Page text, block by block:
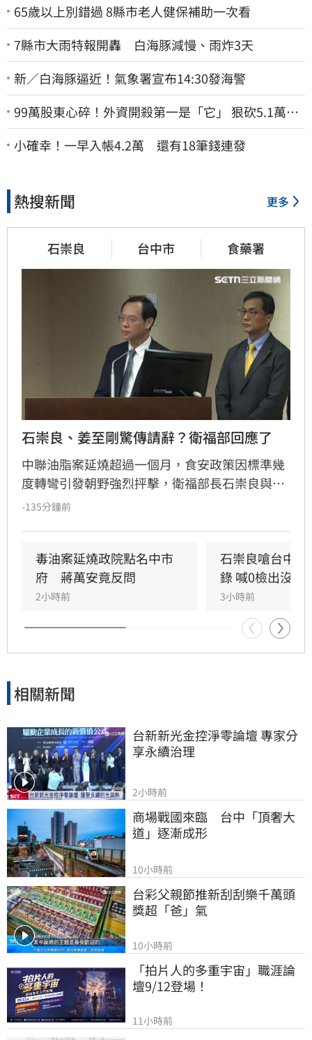
65歲以上別錯過 8縣市老人健保補助一次看
7縣市大雨特報開轟 白海豚減慢、雨炸3天
新／白海豚逼近！氣象署宣布14:30發海警
99萬股東心碎！外資開殺第一是「它」 狠砍5.1萬張
股價重挫近5%
小確幸！一早入帳4.2萬 還有18筆錢連發
熱搜新聞 更多
石崇良 台中市 食藥署
石崇良、姜至剛驚傳請辭？衛福部回應了
中聯油脂案延燒超過一個月，食安政策因標準幾
度轉彎引發朝野強烈抨擊，衛福部長石崇良與食
藥署長姜至剛遭點名負責。今日政壇突傳出兩人
否屬實，衛福部僅回應表示不予回應。
-135分鐘前
毒油案延燒政院點名中市
府　蔣萬安竟反問
2小時前
石崇良嗆台中
錄 喊0檢出沒意
3小時前
相關新聞
台新新光金控淨零論壇 專家分
享永續治理
2小時前
商場戰國來臨　台中「頂奢大
道」逐漸成形
10小時前
台彩父親節推新刮刮樂千萬頭
獎超「爸」氣
10小時前
「拍片人的多重宇宙」職涯論
壇9/12登場！
11小時前